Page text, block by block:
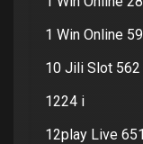
1 Win Online
10 Jili Slot 562
1224 i
12play Live 651